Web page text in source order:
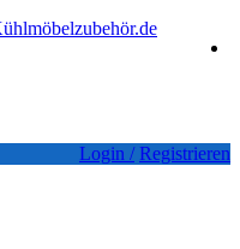
Login / Registrieren